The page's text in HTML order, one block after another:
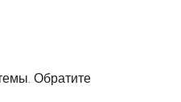
Обратите